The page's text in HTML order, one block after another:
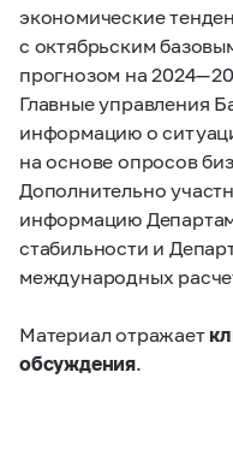
экономические
с октябрьским
прогнозом на 2024 —
Главные управления
информацию о
на основе опросов
Дополнительно
информацию
стабильности и
международных
Материал отражает
обсуждения.